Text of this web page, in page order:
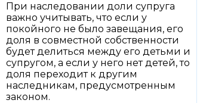
При наследовании доли супруга
важно учитывать, что если у
покойного не было завещания, его
доля в совместной собственности
будет делиться между его детьми и
супругом, а если у него нет детей, то
доля переходит к другим
наследникам, предусмотренным
законом.